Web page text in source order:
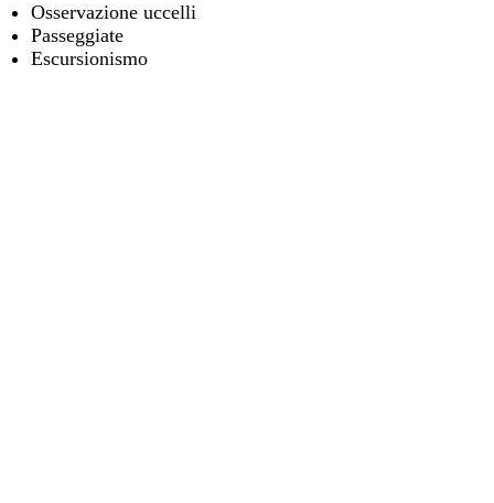
Osservazione uccelli
Passeggiate
Escursionismo